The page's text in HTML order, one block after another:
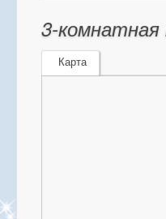
3-
Карта